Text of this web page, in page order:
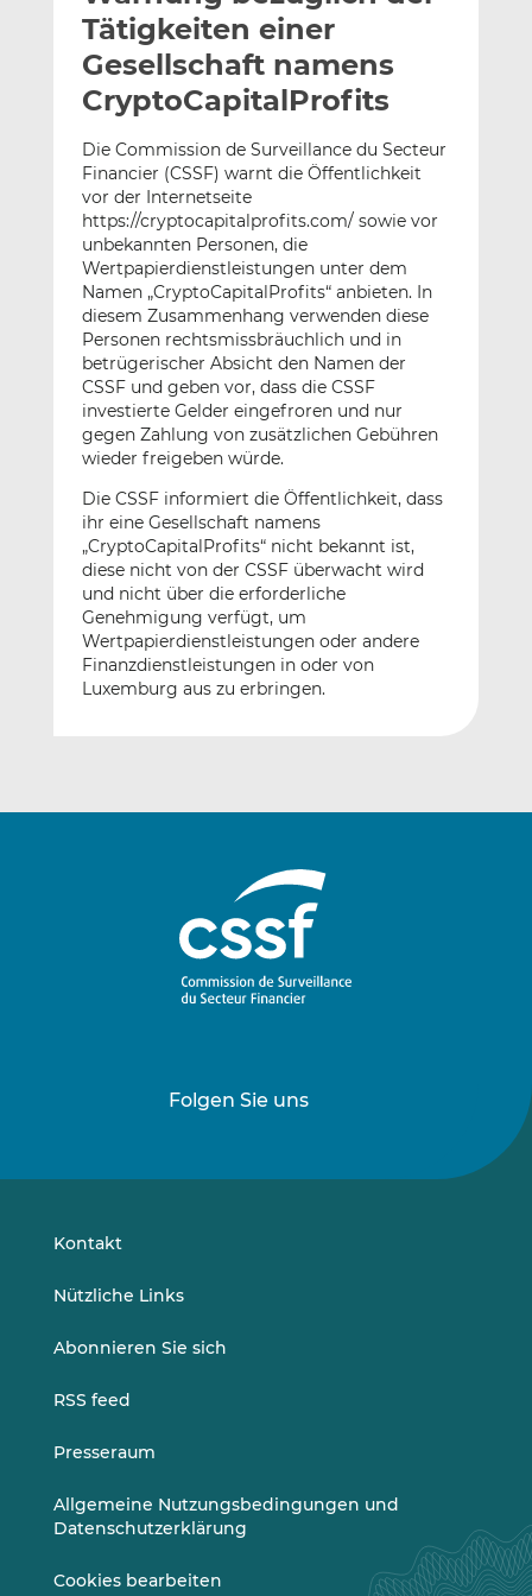
a
n
n
k
e
d
n
t
i
l
e
n
c
e
b
o
k
t
i
l
e
n
Tätigkeiten einer
Gesellschaft namens
CryptoCapitalProfits
Die Commission de Surveillance du Secteur
Financier (CSSF) warnt die Öffentlichkeit
vor der Internetseite
https://cryptocapitalprofits.com/ sowie vor
unbekannten Personen, die
Wertpapierdienstleistungen unter dem
Namen „CryptoCapitalProfits“ anbieten. In
diesem Zusammenhang verwenden diese
Personen rechtsmissbräuchlich und in
betrügerischer Absicht den Namen der
CSSF und geben vor, dass die CSSF
investierte Gelder eingefroren und nur
gegen Zahlung von zusätzlichen Gebühren
wieder freigeben würde.
Die CSSF informiert die Öffentlichkeit, dass
ihr eine Gesellschaft namens
„CryptoCapitalProfits“ nicht bekannt ist,
diese nicht von der CSSF überwacht wird
und nicht über die erforderliche
Genehmigung verfügt, um
Wertpapierdienstleistungen oder andere
Finanzdienstleistungen in oder von
Luxemburg aus zu erbringen.
Folgen Sie uns
uns
uns
Kontakt
Nützliche Links
Abonnieren Sie sich
RSS feed
Presseraum
Allgemeine Nutzungsbedingungen und
Datenschutzerklärung
Cookies bearbeiten